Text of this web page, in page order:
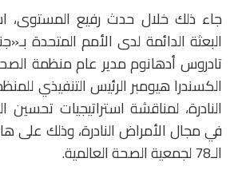
جاء ذلك خلال حدث رفيع المستوى،
البعثة الدائمة لدى الأمم المتحدة
تادروس أدهانوم مدير عام منظمة
الكسندرا هيومبر الرئيس التنفيذي
النادرة، لمناقشة استراتيجيات تحسين
في مجال الأمراض النادرة، وذلك على
الـ78 لجمعية الصحة العالمية.